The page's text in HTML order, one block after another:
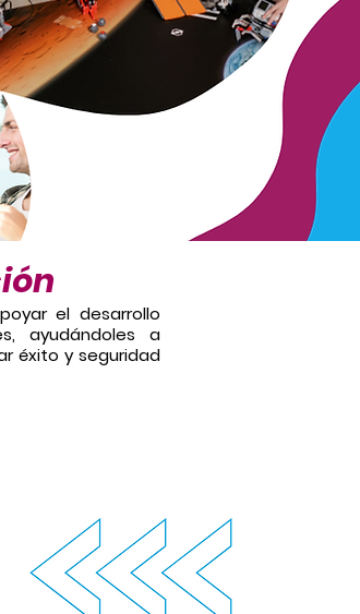
el desarrollo
ayudándoles a
éxito y seguridad